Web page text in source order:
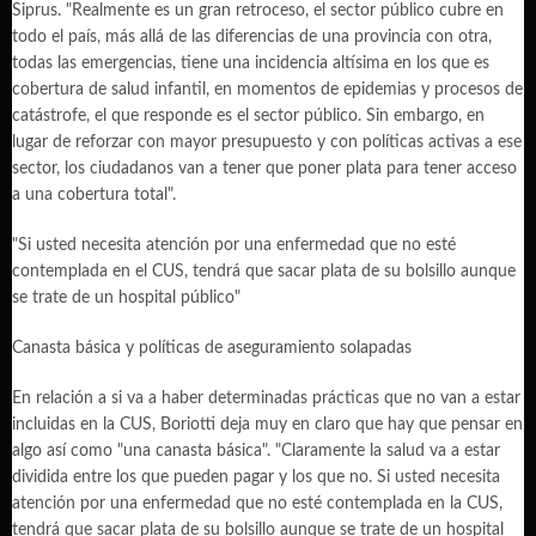
Siprus. "Realmente es un gran retroceso, el sector público cubre en
todo el país, más allá de las diferencias de una provincia con otra,
todas las emergencias, tiene una incidencia altísima en los que es
cobertura de salud infantil, en momentos de epidemias y procesos de
catástrofe, el que responde es el sector público. Sin embargo, en
lugar de reforzar con mayor presupuesto y con políticas activas a ese
sector, los ciudadanos van a tener que poner plata para tener acceso
a una cobertura total".
"Si usted necesita atención por una enfermedad que no esté
contemplada en el CUS, tendrá que sacar plata de su bolsillo aunque
se trate de un hospital público"
Canasta básica y políticas de aseguramiento solapadas
En relación a si va a haber determinadas prácticas que no van a estar
incluidas en la CUS, Boriotti deja muy en claro que hay que pensar en
algo así como "una canasta básica". "Claramente la salud va a estar
dividida entre los que pueden pagar y los que no. Si usted necesita
atención por una enfermedad que no esté contemplada en la CUS,
tendrá que sacar plata de su bolsillo aunque se trate de un hospital